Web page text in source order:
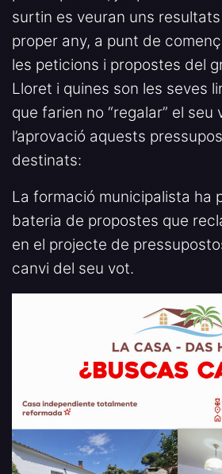
surtin es veuran uns
proper any, a punt de
les peticions i propostes del
Lloret i quines son les seves
que farien no “regalar” el seu
l’aprovació aquests
destinats:
La formació municipalista ha
bateria de propostes que
en el projecte de
canvi del seu vot.